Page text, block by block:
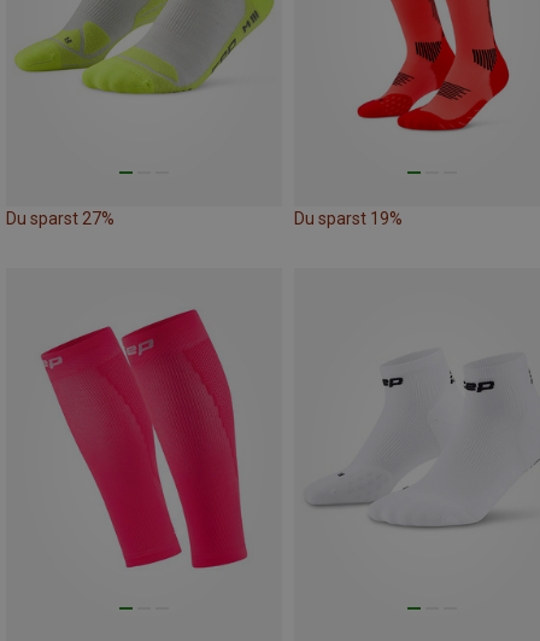
Du sparst 27% Du sparst 19%